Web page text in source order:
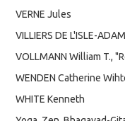
VERNE Jules
VILLIERS DE L'ISLE-ADAM
VOLLMANN William T.,
WENDEN Catherine
WHITE Kenneth